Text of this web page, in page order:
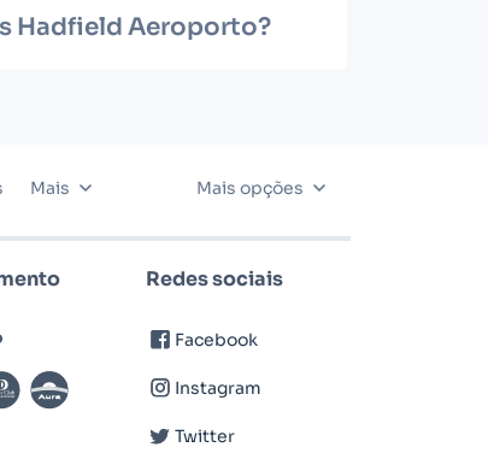
Hadfield Aeroporto?
Mais Mais opções
Redes sociais
Facebook
Instagram
Twitter